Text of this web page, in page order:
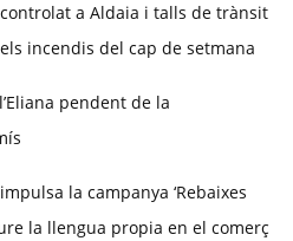
a Aldaia i talls de trànsit
incendis del cap de setmana
pendent de la
la campanya ‘Rebaixes
la llengua propia en el comerç